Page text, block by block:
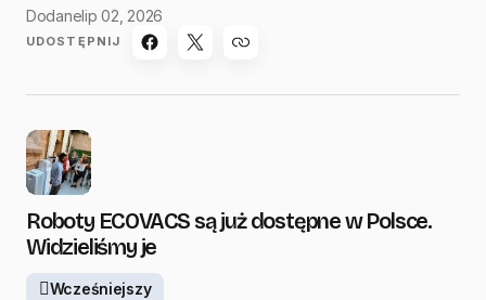
Dodanelip 02, 2026
UDOSTĘPNIJ
Roboty ECOVACS są już dostępne w Polsce.
Widzieliśmy je
Wcześniejszy